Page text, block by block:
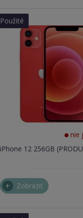
Použité
nie
iPhone 12 256GB
Zobraziť